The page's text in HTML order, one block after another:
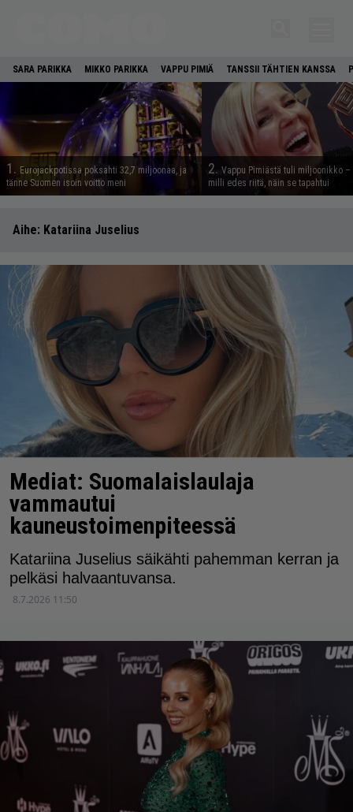
SARA PARIKKA MIKKO PARIKKA VAPPU PIMIÄ TANSSII TÄHTIEN KANSSA
1. Eurojackpotissa poksahti 32,7 miljoonaa, ja
tänne Suomen isoin voitto meni
2. Vappu Pimiästä tuli miljoonikko
milli edes riitä, näin se tapahtui
Aihe: Katariina Juselius
Mediat: Suomalaislaulaja
vammautui
kauneustoimenpiteessä
Katariina Juselius säikähti pahemman kerran ja
pelkäsi halvaantuvansa.
8.7.2026 11:50